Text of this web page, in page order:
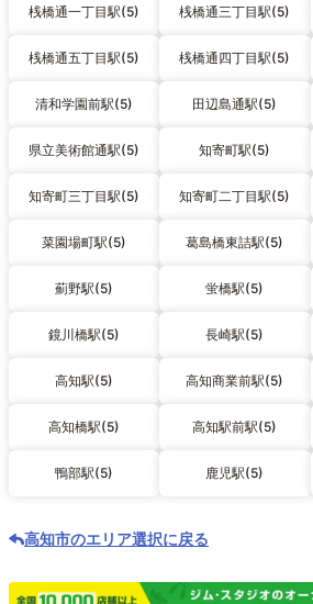
桟橋通一丁目駅(5) 桟橋通三丁目駅(5)
桟橋通五丁目駅(5) 桟橋通四丁目駅(5)
清和学園前駅(5) 田辺島通駅(5)
県立美術館通駅(5) 知寄町駅(5)
知寄町三丁目駅(5) 知寄町二丁目駅(5)
菜園場町駅(5) 葛島橋東詰駅(5)
薊野駅(5) 蛍橋駅(5)
鏡川橋駅(5) 長崎駅(5)
高知駅(5) 高知商業前駅(5)
高知橋駅(5) 高知駅前駅(5)
鴨部駅(5) 鹿児駅(5)
高知市のエリア選択に戻る